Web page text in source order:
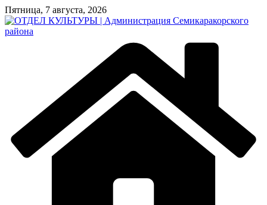
Перейти
к
содержимому
Пятница, 7 августа, 2026